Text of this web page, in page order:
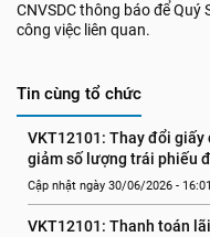
CNVSDC thông báo để Quý
công việc liên quan.
Tin cùng tổ chức
VKT12101: Thay đổi
giảm số lượng trái phiếu
Cập nhật ngày 30/06/2026 -
VKT12101: Thanh toán